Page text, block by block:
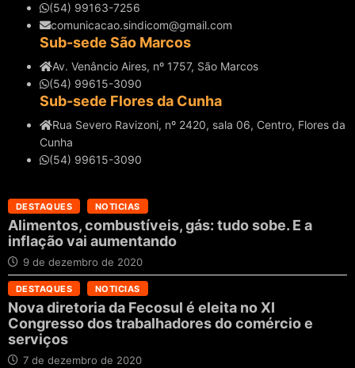
(54) 99163-7256
comunicacao.sindicom@gmail.com
Sub-sede São Marcos
Av. Venâncio Aires, nº 1757, São Marcos
(54) 99615-3090
Sub-sede Flores da Cunha
Rua Severo Ravizoni, nº 2420, sala 06, Centro, Flores da
Cunha
(54) 99615-3090
DESTAQUES NOTICIAS
Alimentos, combustíveis, gás: tudo sobe. E a
inflação vai aumentando
9 de dezembro de 2020
DESTAQUES NOTICIAS
Nova diretoria da Fecosul é eleita no XI
Congresso dos trabalhadores do comércio e
serviços
7 de dezembro de 2020